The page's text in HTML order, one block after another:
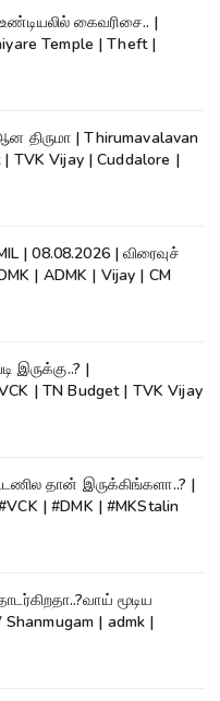
கைவரிசை.. |
Temple | Theft |
| Thirumavalavan
TVK Vijay | Cuddalore |
| 08.08.2026 | விரைவுச்
| ADMK | Vijay | CM
இருக்கு..? |
| TN Budget | TVK Vijay
தான் இருக்கிங்களா..? |
| #DMK | #MKStalin
மூடிய
| admk |